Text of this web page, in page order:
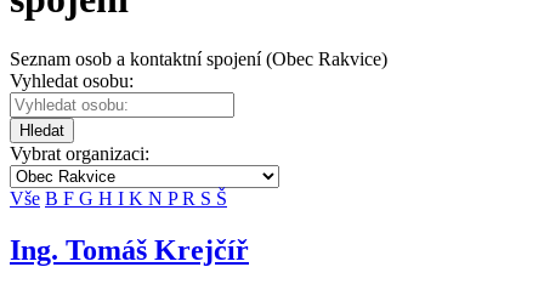
Seznam osob a kontaktní spojení (Obec Rakvice)
Vyhledat osobu:
Hledat
Vybrat organizaci:
Vše B F G H I K N PR S Š
Ing. Tomáš Krejčíř